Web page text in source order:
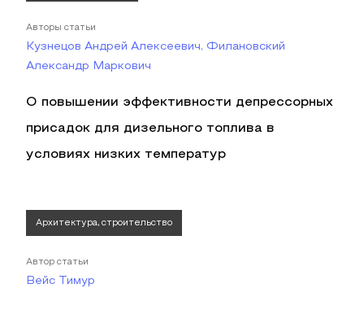
Авторы статьи
Кузнецов Андрей Алексеевич, Филановский
Александр Маркович
О повышении эффективности депрессорных
присадок для дизельного топлива в
условиях низких температур
Архитектура, строительство
Автор статьи
Вейс Тимур